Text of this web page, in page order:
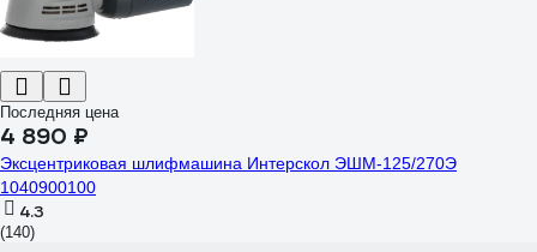
Последняя цена
4 890 ₽
Эксцентриковая шлифмашина Интерскол ЭШМ-125/270Э
1040900100
4.3
(140)